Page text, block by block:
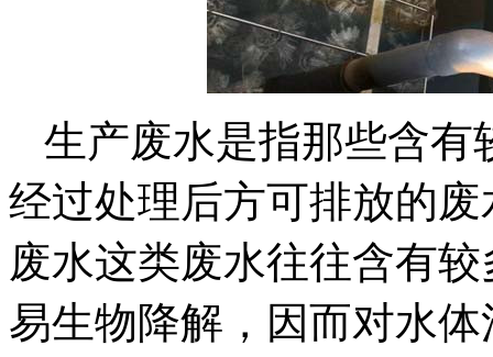
生产废水是指那些含有
经过处理后方可排放的
废水这类废水往往含有
易生物降解，因而对水